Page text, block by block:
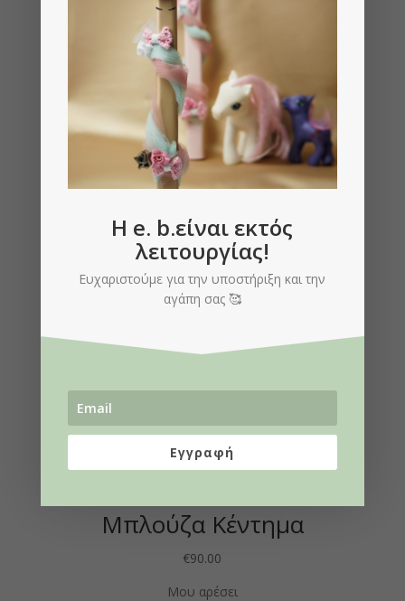
Χειροποίητο γυναικείο μαρτάκι με
χειροποίητο τριαντάφυλλα από λευκό και
κόκκινο suede και κούμπωμα παπαγαλάκι
Σχετικά προϊόντα
Μπλούζα Κέντημα
€90.00
Μου αρέσει
H e. b.είναι εκτός
λειτουργίας!
Ευχαριστούμε για την υποστήριξη και την
αγάπη σας 🥰
Εγγραφή